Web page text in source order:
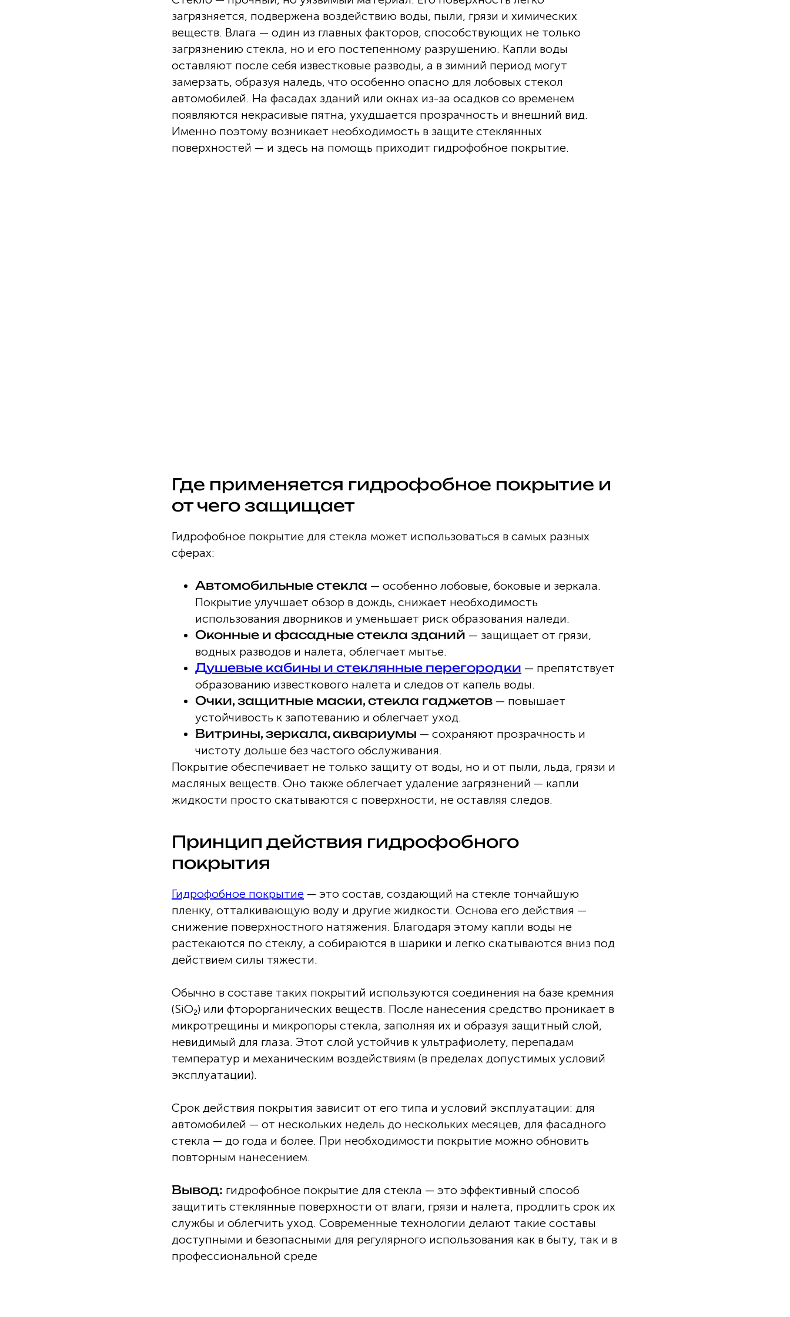
загрязняется, подвержена воздействию воды, пыли, грязи и химических
веществ. Влага — один из главных факторов, способствующих не только
загрязнению стекла, но и его постепенному разрушению. Капли воды
оставляют после себя известковые разводы, а в зимний период могут
замерзать, образуя наледь, что особенно опасно для лобовых стекол
автомобилей. На фасадах зданий или окнах из-за осадков со временем
появляются некрасивые пятна, ухудшается прозрачность и внешний вид.
Именно поэтому возникает необходимость в защите стеклянных
поверхностей — и здесь на помощь приходит гидрофобное покрытие.
Где применяется гидрофобное покрытие и
от чего защищает
Гидрофобное покрытие для стекла может использоваться в самых разных
сферах:
Автомобильные стекла — особенно лобовые, боковые и зеркала.
Покрытие улучшает обзор в дождь, снижает необходимость
использования дворников и уменьшает риск образования наледи.
Оконные и фасадные стекла зданий — защищает от грязи,
водных разводов и налета, облегчает мытье.
Душевые кабины и стеклянные перегородки — препятствует
образованию известкового налета и следов от капель воды.
Очки, защитные маски, стекла гаджетов — повышает
устойчивость к запотеванию и облегчает уход.
Витрины, зеркала, аквариумы — сохраняют прозрачность и
чистоту дольше без частого обслуживания.
Покрытие обеспечивает не только защиту от воды, но и от пыли, льда, грязи и
масляных веществ. Оно также облегчает удаление загрязнений — капли
жидкости просто скатываются с поверхности, не оставляя следов.
Принцип действия гидрофобного
покрытия
Гидрофобное покрытие — это состав, создающий на стекле тончайшую
пленку, отталкивающую воду и другие жидкости. Основа его действия —
снижение поверхностного натяжения. Благодаря этому капли воды не
растекаются по стеклу, а собираются в шарики и легко скатываются вниз под
действием силы тяжести.
Обычно в составе таких покрытий используются соединения на базе кремния
(SiO₂) или фторорганических веществ. После нанесения средство проникает в
микротрещины и микропоры стекла, заполняя их и образуя защитный слой,
невидимый для глаза. Этот слой устойчив к ультрафиолету, перепадам
температур и механическим воздействиям (в пределах допустимых условий
эксплуатации).
Срок действия покрытия зависит от его типа и условий эксплуатации: для
автомобилей — от нескольких недель до нескольких месяцев, для фасадного
стекла — до года и более. При необходимости покрытие можно обновить
повторным нанесением.
Вывод: гидрофобное покрытие для стекла — это эффективный способ
защитить стеклянные поверхности от влаги, грязи и налета, продлить срок их
службы и облегчить уход. Современные технологии делают такие составы
доступными и безопасными для регулярного использования как в быту, так и в
профессиональной среде